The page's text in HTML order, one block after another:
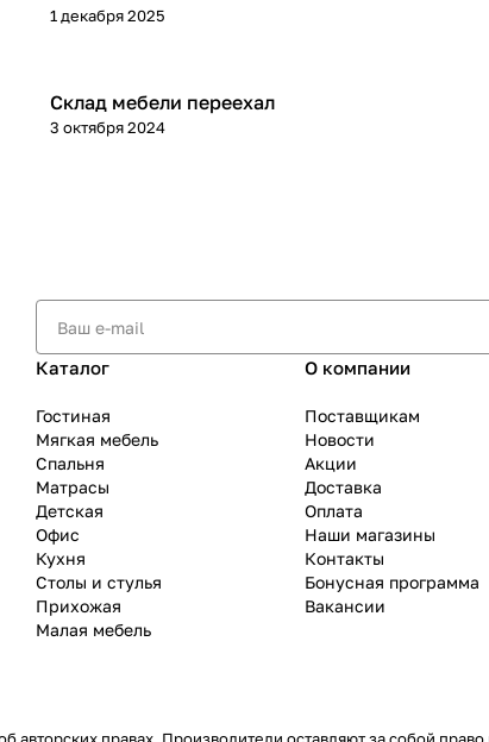
1 декабря 2025
Склад мебели переехал
3 октября 2024
Каталог
Гостиная
Мягкая мебель
Спальня
Матрасы
Детская
Офис
Кухня
Столы и стулья
Прихожая
Малая мебель
О компании
Поставщикам
Новости
Акции
Доставка
Оплата
Наши магазины
Контакты
Бонусная программа
Вакансии